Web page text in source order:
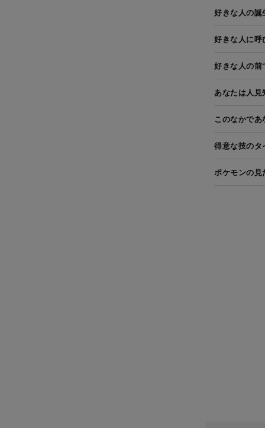
好きな人の誕
好きな人に呼
好きな人の前
あなたは人見
このなかであ
得意な技のタ
ポケモンの見